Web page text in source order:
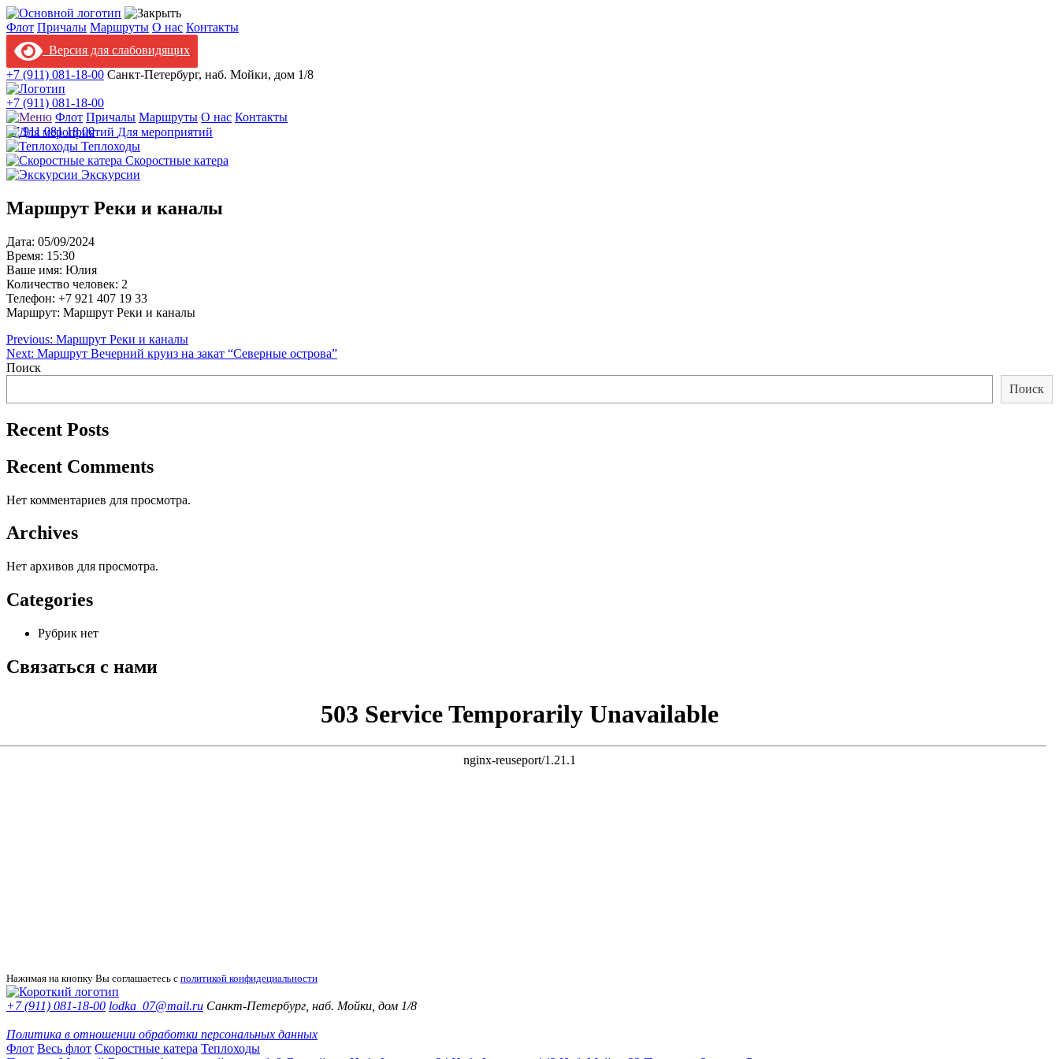
Флот Причалы Маршруты О нас Контакты
Версия для слабовидящих
+7 (911) 081-18-00 Санкт-Петербург, наб. Мойки, дом 1/8
+7 (911) 081-18-00
Флот Причалы Маршруты О нас Контакты
+7 911 081 18 00
Для мероприятий
Теплоходы
Скоростные катера
Экскурсии
Маршрут Реки и каналы
Дата: 05/09/2024
Время: 15:30
Ваше имя: Юлия
Количество человек: 2
Телефон: +7 921 407 19 33
Маршрут: Маршрут Реки и каналы
Навигация
по
Previous: Маршрут Реки и каналы
Next: Маршрут Вечерний круиз на закат “Северные острова”
Поиск
Поиск
Recent Posts
Recent Comments
Нет комментариев для просмотра.
Archives
Нет архивов для просмотра.
Categories
Рубрик нет
Связаться с нами
Нажимая на кнопку Вы соглашаетесь с политикой конфидециальности
+7 (911) 081-18-00 lodka_07@mail.ru Санкт-Петербург, наб. Мойки, дом 1/8
Политика в отношении обработки персональных данных
Флот Весь флот Скоростные катера Теплоходы